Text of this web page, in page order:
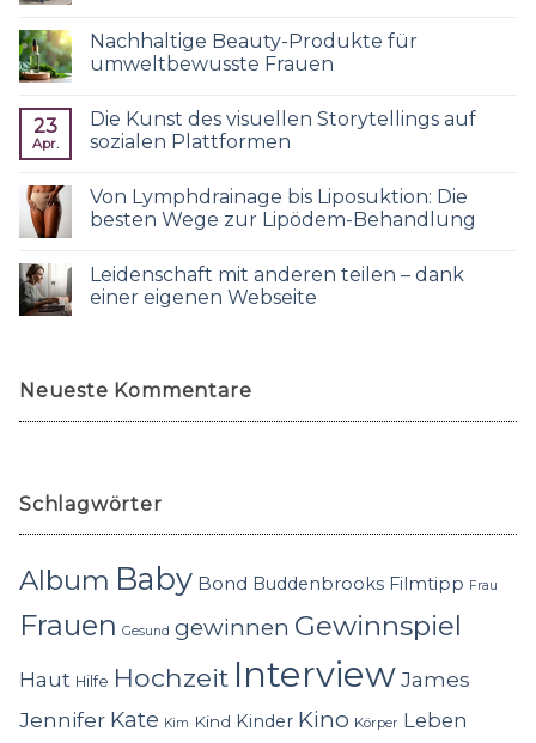
Nachhaltige Beauty-Produkte für
umweltbewusste Frauen
23
Apr.
Die Kunst des visuellen Storytellings auf
sozialen Plattformen
Von Lymphdrainage bis Liposuktion: Die
besten Wege zur Lipödem-Behandlung
Leidenschaft mit anderen teilen – dank
einer eigenen Webseite
Neueste Kommentare
Schlagwörter
Album Baby Bond Buddenbrooks Filmtipp Frau
Frauen Gesund gewinnen Gewinnspiel
Haut Hilfe Hochzeit InterviewJames
Jennifer Kate Kim Kind Kinder Kino Körper Leben